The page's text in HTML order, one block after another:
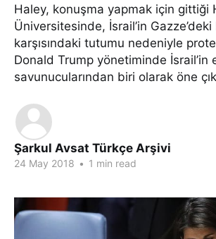
Haley, konuşma yapmak için gittiği
Üniversitesinde, İsrail’in Gazze’deki
karşısındaki tutumu nedeniyle
Donald Trump yönetiminde İsrail’in
savunucularından biri olarak öne
Şarkul Avsat Türkçe Arşivi
24 May 2018 • 1 min read